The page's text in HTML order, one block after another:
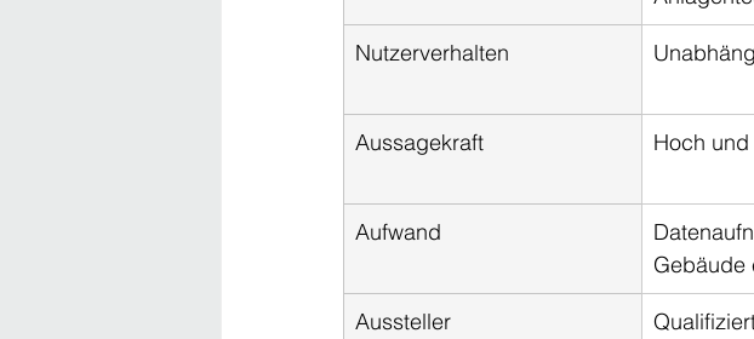
Nutzerverhalten
Aussagekraft Hoch
Aufwand
Gebäude
Aussteller